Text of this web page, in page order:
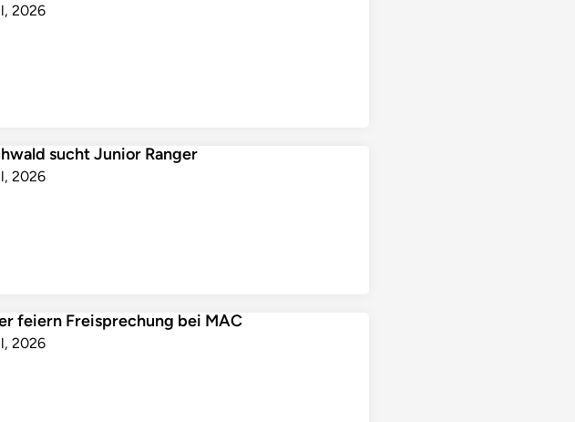
2026
sucht Junior Ranger
2026
feiern Freisprechung bei MAC
2026